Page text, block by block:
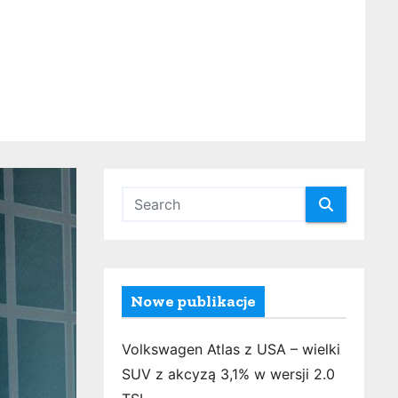
Nowe publikacje
Volkswagen Atlas z USA – wielki
SUV z akcyzą 3,1% w wersji 2.0